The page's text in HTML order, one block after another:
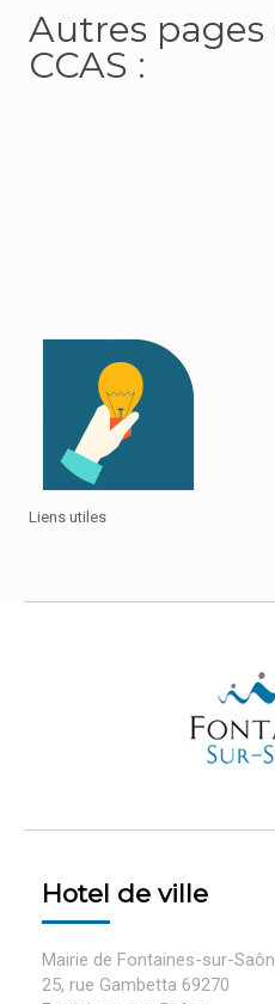
Autres pages
CCAS :
Liens utiles
Hotel de ville
Mairie de Fontaines-sur-
25, rue Gambetta 69270